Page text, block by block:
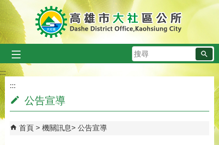
跳到主要內容區塊
搜
尋
:::
:::
公告宣導
首頁 機關訊息 公告宣導